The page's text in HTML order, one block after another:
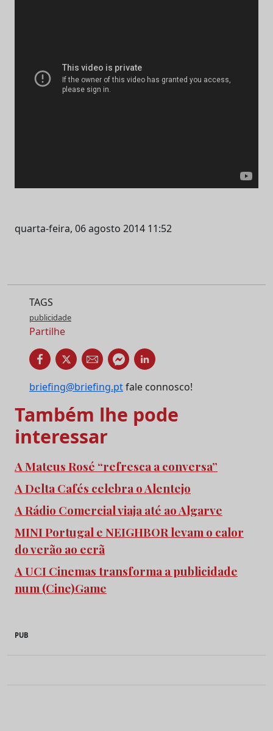
quarta-feira, 06 agosto 2014 11:52
TAGS
publicidade
Partilhe
briefing@briefing.ptfale connosco!
Também lhe pode
interessar
A Mateus Rosé “refresca a conversa”
A Delta Cafés celebra o Alentejo
A Rádio Comercial viaja até ao Algarve
MINI Portugal e NEIGHBOR levam o calor
do verão ao ecrã
A UCI Cinemas transforma a publicidade
num (Cine)Game
PUB